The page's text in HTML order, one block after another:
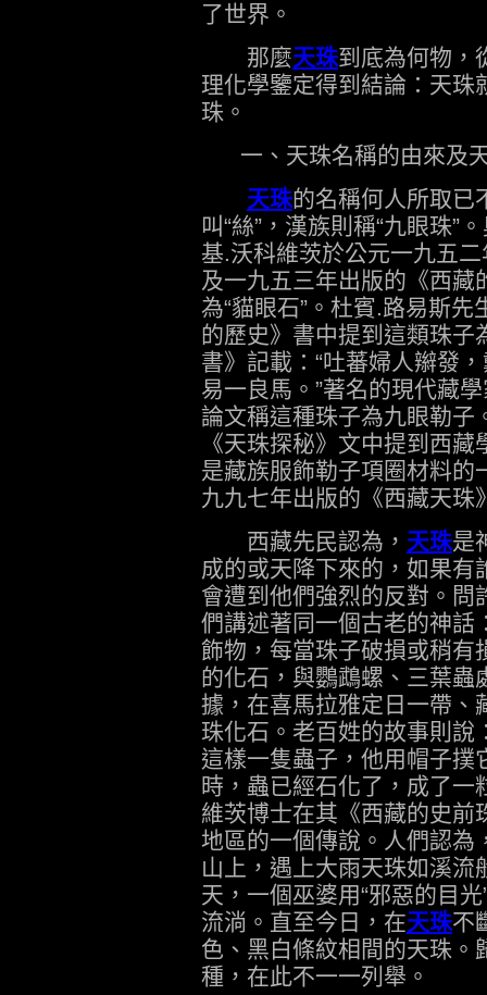
了世界。
那麼天珠到底為何物，
理化學鑒定得到結論：天珠
珠。
一、天珠名稱的由來及
天珠的名稱何人所取已
叫“絲”，漢族則稱“九眼珠”
基.沃科維茨於公元一九五
及一九五三年出版的《西藏
為“貓眼石”。杜賓.路易斯
的歷史》書中提到這類珠子
書》記載：“吐蕃婦人辮發
易一良馬。”著名的現代藏
論文稱這種珠子為九眼勒子
《天珠探秘》文中提到西
是藏族服飾勒子項圈材料的
九九七年出版的《西藏天珠
西藏先民認為， 天珠是
成的或天降下來的，如果有
會遭到他們強烈的反對。問
們講述著同一個古老的神話
飾物，每當珠子破損或稍有
的化石，與鸚鵡螺、三葉蟲
據，在喜馬拉雅定日一帶、
珠化石。老百姓的故事則說
這樣一隻蟲子，他用帽子撲
時，蟲已經石化了，成
維茨博士在其《西藏的史前
地區的一個傳說。人們認為
山上，遇上大雨天珠如溪流
天，一個巫婆用“邪惡的目
流淌。直至今日，在天珠不
色、黑白條紋相間的天珠。
種，在此不一一列舉。